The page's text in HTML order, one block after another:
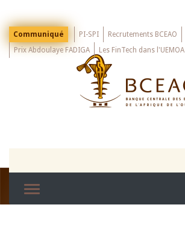
mainMenu
Top
Communiqué PI-SPI Recrutements BCEAO
Prix Abdoulaye FADIGA
Les FinTech dans l'UEMOA